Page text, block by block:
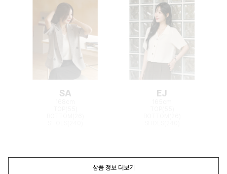
SA EJ
상품 정보 더보기